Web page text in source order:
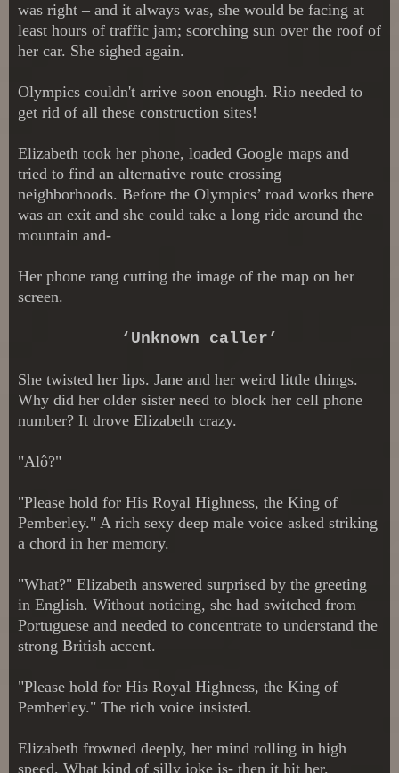
was right – and it always was, she would be facing at
least hours of traffic jam; scorching sun over the roof of
her car. She sighed again.
Olympics couldn't arrive soon enough. Rio needed to
get rid of all these construction sites!
Elizabeth took her phone, loaded Google maps and
tried to find an alternative route crossing
neighborhoods. Before the Olympics’ road works there
was an exit and she could take a long ride around the
mountain and-
Her phone rang cutting the image of the map on her
screen.
‘Unknown caller’
She twisted her lips. Jane and her weird little things.
Why did her older sister need to block her cell phone
number? It drove Elizabeth crazy.
"Alô?"
"Please hold for His Royal Highness, the King of
Pemberley." A rich sexy deep male voice asked striking
a chord in her memory.
"What?" Elizabeth answered surprised by the greeting
in English. Without noticing, she had switched from
Portuguese and needed to concentrate to understand the
strong British accent.
"Please hold for His Royal Highness, the King of
Pemberley." The rich voice insisted.
Elizabeth frowned deeply, her mind rolling in high
speed. What kind of silly joke is- then it hit her.